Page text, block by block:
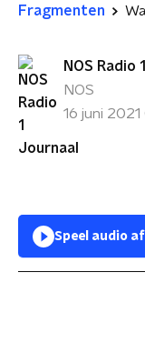
Fragmenten
NOS Radio
NOS
16 juni
Speel audio af